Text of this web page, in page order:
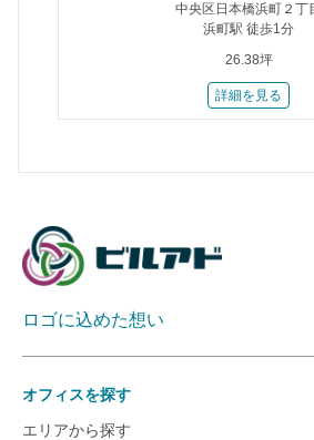
中央区日本橋浜町２丁
浜町駅 徒歩1分
26.38坪
詳細を見る
ロゴに込めた想い
オフィスを探す
エリアから探す